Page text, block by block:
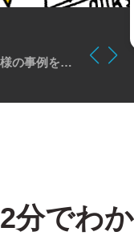
【導入事例インタビュー】株式会社パシオン様の事例を公開しました
2024.05.07
2分でわ